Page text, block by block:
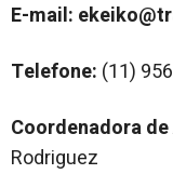
E-mail:
Telefone: (11)
Coordenadora
Rodriguez